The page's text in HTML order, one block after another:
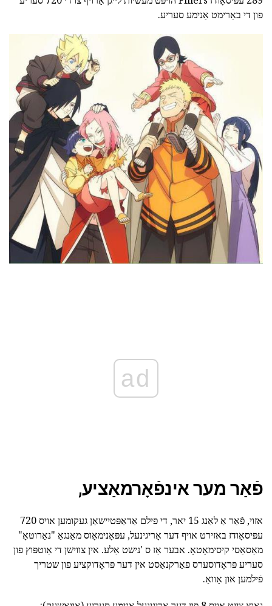
פון די באַרימט אַנימע סעריע.
ad
פֿאַר מער אינפֿאָרמאַציע,
אזוי, פֿאַר אַ לאַנג 15 יאר, די פילם אַדאַפּטיישאַן געקומען אויס 720
עפּיסאָודז באזירט אויף דער אָריגינעל, עפּאָנימאָוס מאַנגאַ "נאַרוטאָ"
מאַסאַסי קיסימאָטאָ. אבער אַז ס 'נישט אַלע. אין צווישן די אַוטפּוץ פון
סעריע פּראָדוסערס פאַרקנאַסט אין דער פּראָדוקציע פון שטריך
פֿילמען און אָוואַ.